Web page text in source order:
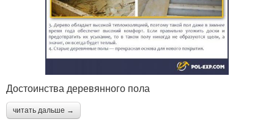
Достоинства деревянного пола
читать дальше →